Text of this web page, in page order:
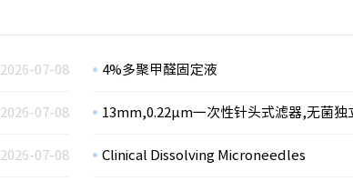
2026-07-08 4%多聚甲醛固定液
2026-07-08
2026-07-08 Clinical Dissolving Microneedles